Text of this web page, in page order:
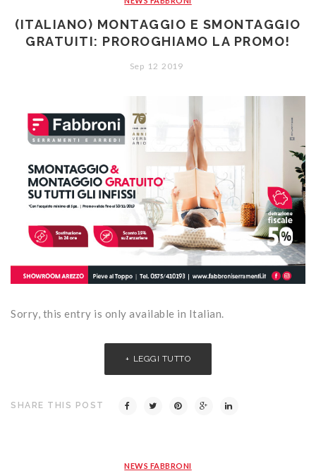
(ITALIANO) MONTAGGIO E SMONTAGGIO
GRATUITI: PROROGHIAMO LA PROMO!
Sep 12 2019
Sorry, this entry is only available in Italian.
LEGGI TUTTO
SHARE THIS POST
NEWS FABBRONI